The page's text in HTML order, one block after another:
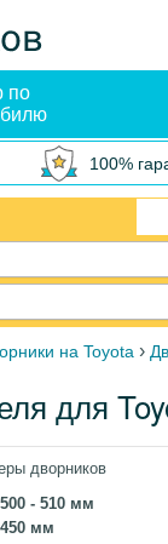
по
100%
на Toyota ›
для
дворников
500 - 510 мм
450 мм